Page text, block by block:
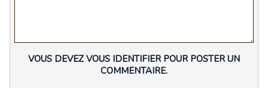
VOUS DEVEZ VOUS IDENTIFIER POUR POSTER UN
COMMENTAIRE.